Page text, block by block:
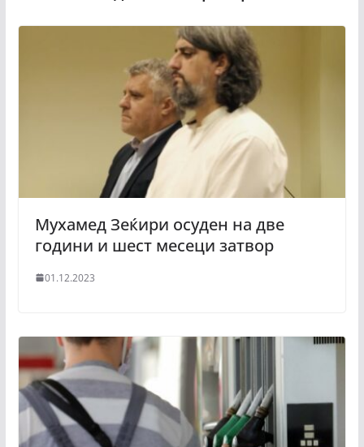
Мухамед Зеќири осуден на две
години и шест месеци затвор
01.12.2023